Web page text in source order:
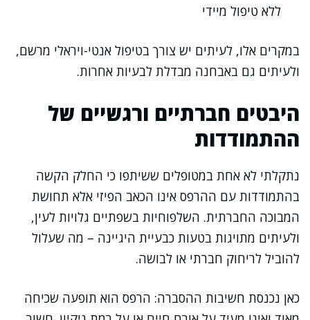
ללא טיפול מיידי
במקרים אלו, לעיתים יש צורך בטיפול אנטי-ויראלי מרשם,
ולעיתים גם באבחנה מבדלת לבעיות אחרות.
היבטים חברתיים ורגשיים של
ההתמודדות
נתקלתי לא אחת במטופלים ששיתפו כי החלק הקשה
בהתמודדות עם ההרפס אינו הכאב הפיזי אלא תחושת
המבוכה החברתית. השלפוחיות בשפתיים גלויות לעין,
ולעיתים מתויגות בטעות כבעיית היגיינה – מה שעלול
להוביל לריחוק חברתי או לבושה.
כאן נכנסת חשיבות ההסברה: הרפס הוא תופעה שכיחה